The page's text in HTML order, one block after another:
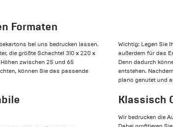
Formaten
bei uns bedrucken lassen.
die größte Schachtel 310 x 220 x
zwischen 25 und 65
können Sie das passende
Wichtig: Legen Sie
außerdem für das
Denn dadurch
entstehen.
plano genutet und
Klassisch
Wir bedrucken die